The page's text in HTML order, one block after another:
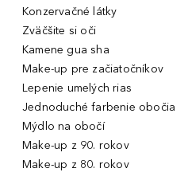
Konzervačné látky
Zväčšite si oči
Kamene gua sha
Make-up pre začiatočníkov
Lepenie umelých rias
Jednoduché farbenie obočia
Mýdlo na obočí
Make-up z 90. rokov
Make-up z 80. rokov